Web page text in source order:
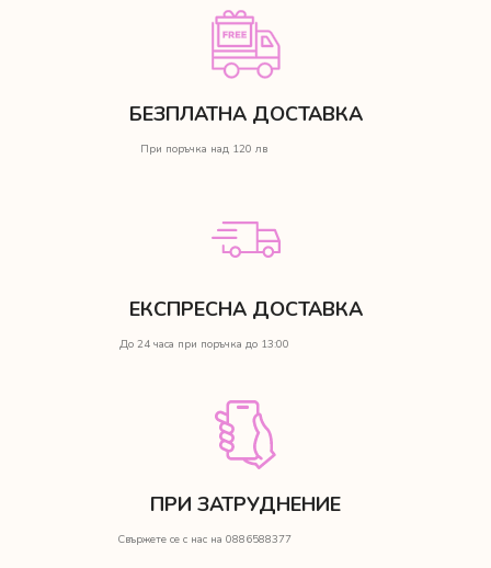
БЕЗПЛАТНА ДОСТАВКА
При поръчка над 120 лв
ЕКСПРЕСНА ДОСТАВКА
До 24 часа при поръчка до 13:00
ПРИ ЗАТРУДНЕНИЕ
Свържете се с нас на 0886588377